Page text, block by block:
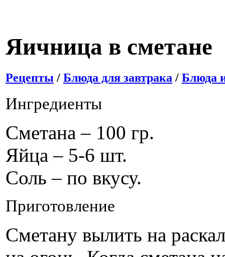
Яичница в сметане
Рецепты / Блюда для завтрака / Блюда
Ингредиенты
Сметана – 100 гр.
Яйца – 5-6 шт.
Соль – по вкусу.
Приготовление
Сметану вылить на